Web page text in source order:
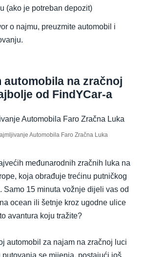
(ako je potreban depozit)
o najmu, preuzmite automobil i
automobila na zračnoj
od FindYCar-a
Automobila Faro Zračna Luka
međunarodnih zračnih luka na
koja obrađuje trećinu putničkog
Samo 15 minuta vožnje dijeli vas od
ocean ili šetnje kroz ugodne ulice
avantura koju tražite?
automobil za najam na zračnoj luci
putovanja se mijenja, postajući još